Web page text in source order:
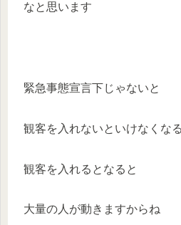
なと思います
緊急事態宣言下じゃないと
観客を入れないといけなくな
観客を入れるとなると
大量の人が動きますからね